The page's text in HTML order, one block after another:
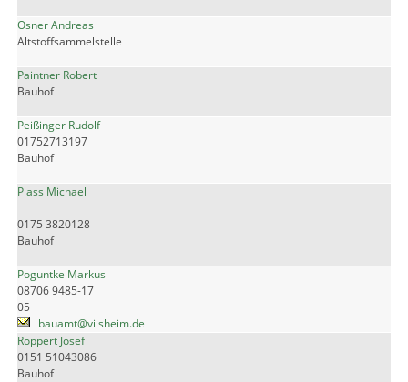
Osner Andreas
Altstoffsammelstelle
Paintner Robert
Bauhof
Peißinger Rudolf
01752713197
Bauhof
Plass Michael
0175 3820128
Bauhof
Poguntke Markus
08706 9485-17
05
bauamt@vilsheim.de
Roppert Josef
0151 51043086
Bauhof